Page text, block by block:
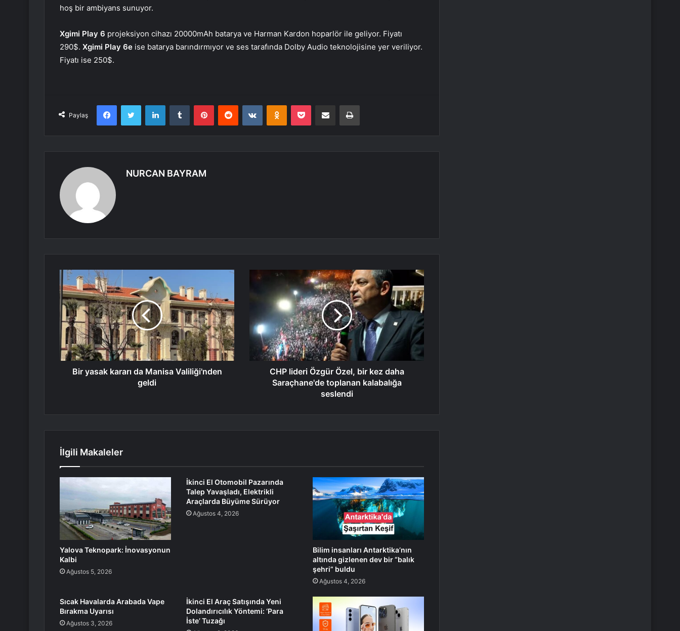
hoş bir ambiyans sunuyor.
Xgimi Play 6 projeksiyon cihazı 20000mAh batarya ve Harman Kardon hoparlör ile geliyor. Fiyatı
290$. Xgimi Play 6e ise batarya barındırmıyor ve ses tarafında Dolby Audio teknolojisine yer veriliyor.
Fiyatı ise 250$.
Paylaş
FacebookTwitter LinkedInTumblr PinterestReddit VKontakteOdnoklassniki
Pocket E-Posta ile paylaş Yazdır
NURCAN BAYRAM
Bir yasak kararı da Manisa Valiliği'nden
geldi
CHP lideri Özgür Özel, bir kez daha
Saraçhane'de toplanan kalabalığa
seslendi
İlgili Makaleler
Yalova Teknopark: İnovasyonun
Kalbi
Ağustos 5, 2026
İkinci El Otomobil Pazarında
Talep Yavaşladı, Elektrikli
Araçlarda Büyüme Sürüyor
Ağustos 4, 2026
Bilim insanları Antarktika’nın
altında gizlenen dev bir “balık
şehri” buldu
Ağustos 4, 2026
Sıcak Havalarda Arabada Vape
Bırakma Uyarısı
Ağustos 3, 2026
İkinci El Araç Satışında Yeni
Dolandırıcılık Yöntemi: ‘Para
İste’ Tuzağı